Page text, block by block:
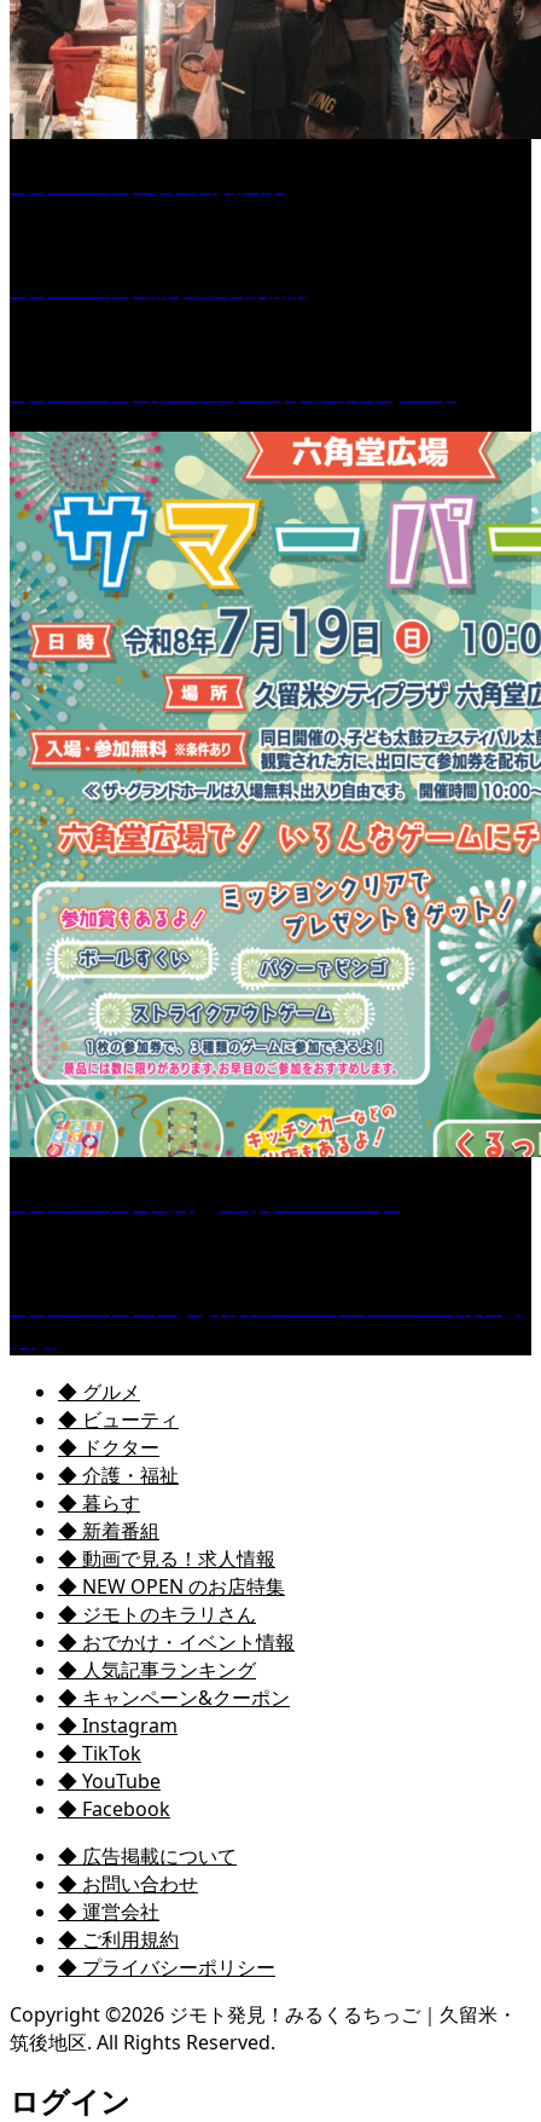
◆ グルメ
◆ ビューティ
◆ ドクター
◆ 介護・福祉
◆ 暮らす
◆ 新着番組
◆ 動画で見る！求人情報
◆ NEW OPEN のお店特集
◆ ジモトのキラリさん
◆ おでかけ・イベント情報
◆ 人気記事ランキング
◆ キャンペーン&クーポン
◆ Instagram
◆ TikTok
◆ YouTube
◆ Facebook
◆ 広告掲載について
◆ お問い合わせ
◆ 運営会社
◆ ご利用規約
◆ プライバシーポリシー
Copyright ©2026 ジモト発見！みるくるちっご｜久留米・
筑後地区. All Rights Reserved.
ログイン